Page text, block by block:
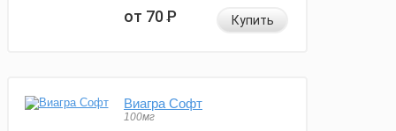
от 70Р Купить
Виагра Софт
100мг